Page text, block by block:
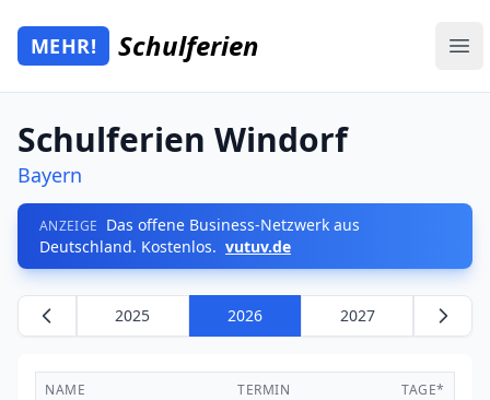
Zum Hauptinhalt springen
Mehr Schulferien
MEHR! Schulferien
Schulferien Windorf
Bayern
ANZEIGE Das offene Business-Netzwerk aus
Deutschland. Kostenlos. vutuv.de
2025 2026 2027
NAME TERMIN
TAGE*